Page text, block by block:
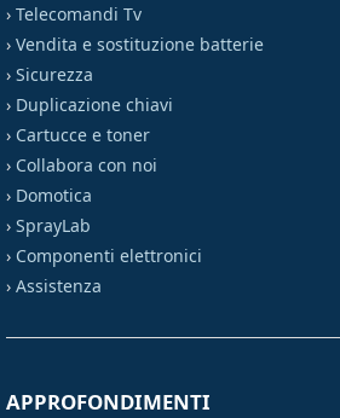
› Telecomandi Tv
› Vendita e sostituzione batterie
› Sicurezza
› Duplicazione chiavi
› Cartucce e toner
› Collabora con noi
› Domotica
› SprayLab
› Componenti elettronici
› Assistenza
APPROFONDIMENTI